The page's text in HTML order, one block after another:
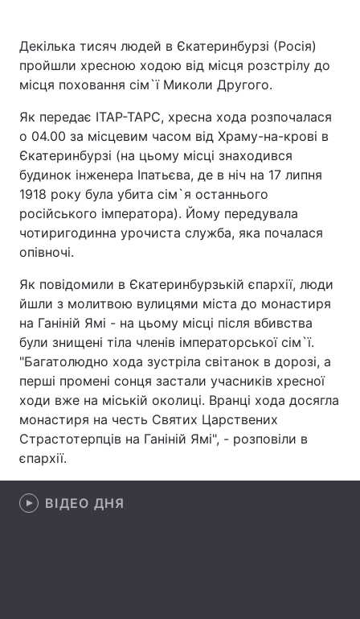
Головна Війна
Україна Політика
Економіка Світ
Спорт Наука
Техно і зв'язок
Зброя
Декілька тисяч людей в Єкатеринбурзі (Росія)
пройшли хресною ходою від місця розстрілу до
місця поховання сім`ї Миколи Другого.
Як передає ІТАР-ТАРС, хресна хода розпочалася
о 04.00 за місцевим часом від Храму-на-крові в
Єкатеринбурзі (на цьому місці знаходився
будинок інженера Іпатьєва, де в ніч на 17 липня
1918 року була убита сім`я останнього
російського імператора). Йому передувала
чотиригодинна урочиста служба, яка почалася
опівночі.
Як повідомили в Єкатеринбурзькій єпархії, люди
йшли з молитвою вулицями міста до монастиря
на Ганіній Ямі - на цьому місці після вбивства
були знищені тіла членів імператорської сім`ї.
"Багатолюдно хода зустріла світанок в дорозі, а
перші промені сонця застали учасників хресної
ходи вже на міській околиці. Вранці хода досягла
монастиря на честь Святих Царствених
Страстотерпців на Ганіній Ямі", - розповіли в
єпархії.
ВІДЕО ДНЯ